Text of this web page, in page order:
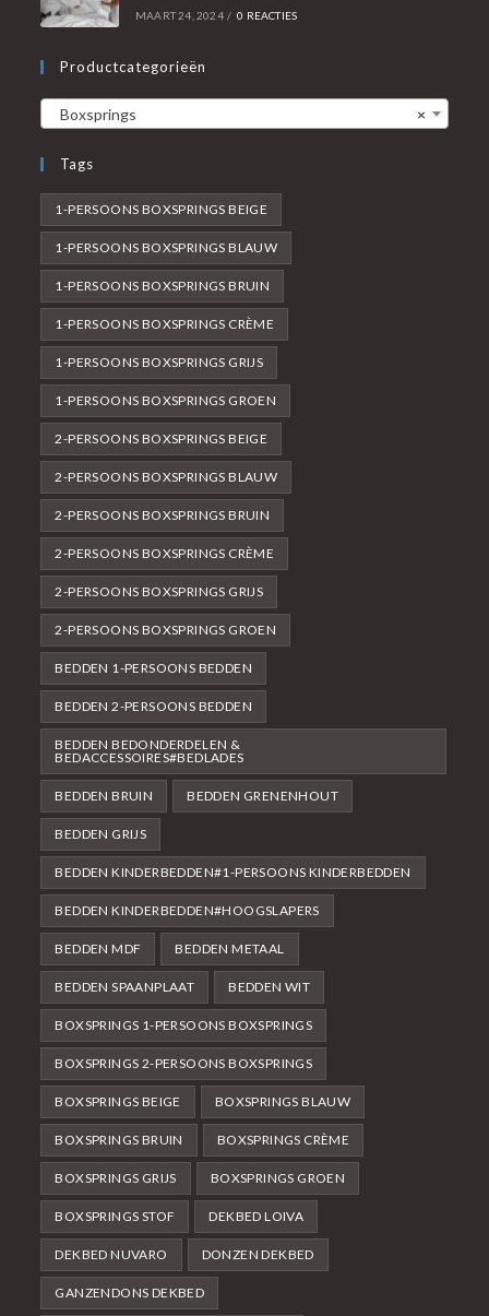
MAART 24, 2024 / 0 REACTIES
Productcategorieën
×
Boxsprings
Tags
1-PERSOONS BOXSPRINGS BEIGE
1-PERSOONS BOXSPRINGS BLAUW
1-PERSOONS BOXSPRINGS BRUIN
1-PERSOONS BOXSPRINGS CRÈME
1-PERSOONS BOXSPRINGS GRIJS
1-PERSOONS BOXSPRINGS GROEN
2-PERSOONS BOXSPRINGS BEIGE
2-PERSOONS BOXSPRINGS BLAUW
2-PERSOONS BOXSPRINGS BRUIN
2-PERSOONS BOXSPRINGS CRÈME
2-PERSOONS BOXSPRINGS GRIJS
2-PERSOONS BOXSPRINGS GROEN
BEDDEN 1-PERSOONS BEDDEN
BEDDEN 2-PERSOONS BEDDEN
BEDDEN BEDONDERDELEN &
BEDACCESSOIRES#BEDLADES
BEDDEN BRUIN BEDDEN GRENENHOUT
BEDDEN GRIJS
BEDDEN KINDERBEDDEN#1-PERSOONS KINDERBEDDEN
BEDDEN KINDERBEDDEN#HOOGSLAPERS
BEDDEN MDF BEDDEN METAAL
BEDDEN SPAANPLAAT BEDDEN WIT
BOXSPRINGS 1-PERSOONS BOXSPRINGS
BOXSPRINGS 2-PERSOONS BOXSPRINGS
BOXSPRINGS BEIGE BOXSPRINGS BLAUW
BOXSPRINGS BRUIN BOXSPRINGS CRÈME
BOXSPRINGS GRIJS BOXSPRINGS GROEN
BOXSPRINGS STOF DEKBED LOIVA
DEKBED NUVARO DONZEN DEKBED
GANZENDONS DEKBED